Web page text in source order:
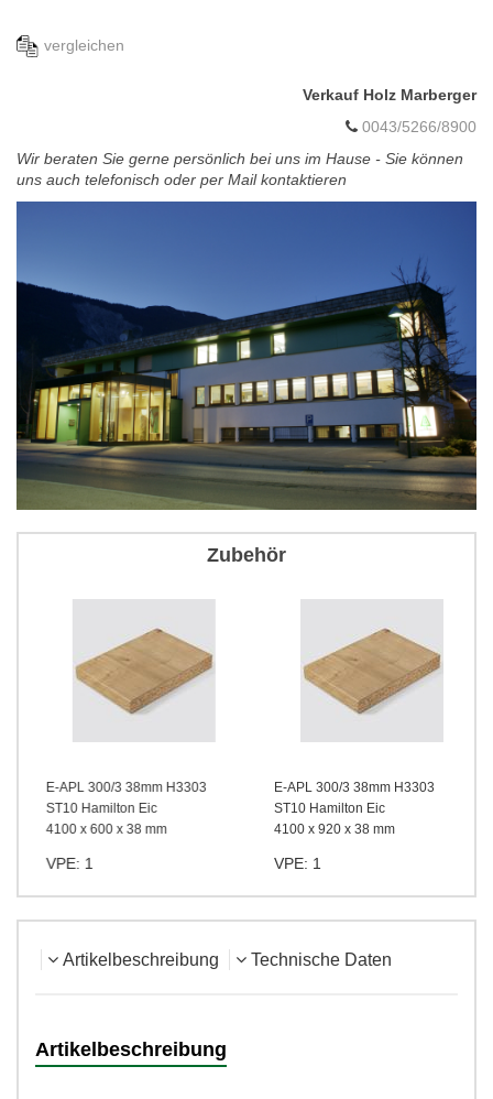
vergleichen
Verkauf Holz Marberger
0043/5266/8900
Wir beraten Sie gerne persönlich bei uns im Hause - Sie können
uns auch telefonisch oder per Mail kontaktieren
Zubehör
E-APL 300/3 38mm H3303
ST10 Hamilton Eic
4100 x 600 x 38 mm
VPE: 1
E-APL 300/3 38mm H3303
ST10 Hamilton Eic
4100 x 920 x 38 mm
VPE: 1
Artikelbeschreibung Technische Daten
Artikelbeschreibung